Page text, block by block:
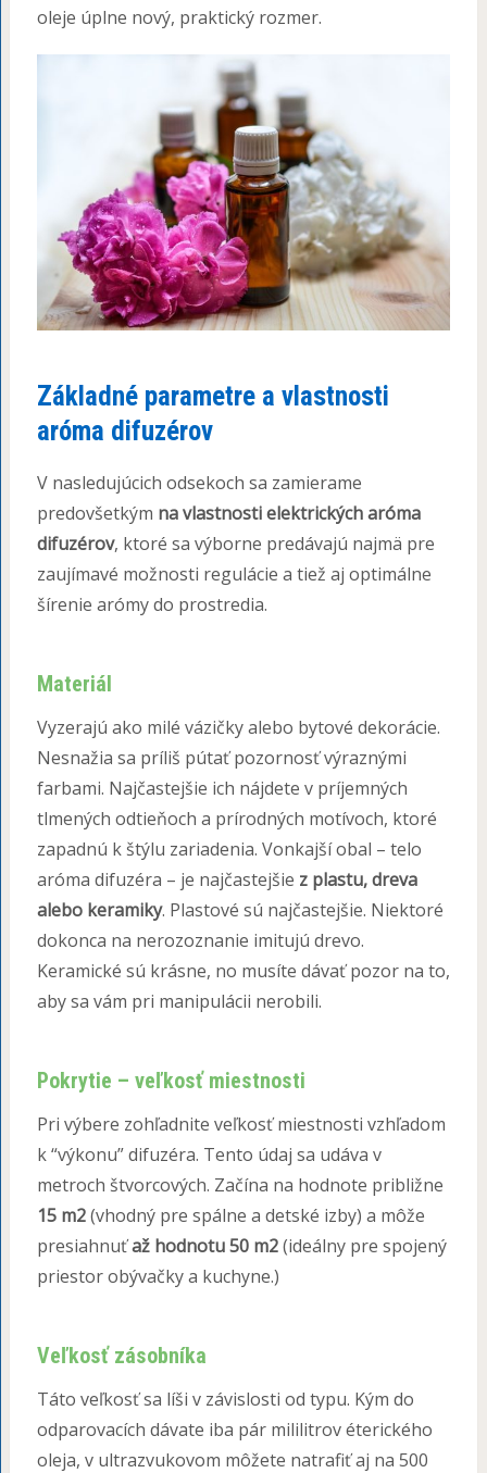
oleje úplne nový, praktický rozmer.
Základné parametre a vlastnosti
aróma difuzérov
V nasledujúcich odsekoch sa zamierame
predovšetkým na vlastnosti elektrických aróma
difuzérov, ktoré sa výborne predávajú najmä pre
zaujímavé možnosti regulácie a tiež aj optimálne
šírenie arómy do prostredia.
Materiál
Vyzerajú ako milé vázičky alebo bytové dekorácie.
Nesnažia sa príliš pútať pozornosť výraznými
farbami. Najčastejšie ich nájdete v príjemných
tlmených odtieňoch a prírodných motívoch, ktoré
zapadnú k štýlu zariadenia. Vonkajší obal – telo
aróma difuzéra – je najčastejšie z plastu, dreva
alebo keramiky. Plastové sú najčastejšie. Niektoré
dokonca na nerozoznanie imitujú drevo.
Keramické sú krásne, no musíte dávať pozor na to,
aby sa vám pri manipulácii nerobili.
Pokrytie – veľkosť miestnosti
Pri výbere zohľadnite veľkosť miestnosti vzhľadom
k “výkonu” difuzéra. Tento údaj sa udáva v
metroch štvorcových. Začína na hodnote približne
15 m2(vhodný pre spálne a detské izby) a môže
presiahnuťaž hodnotu 50 m2(ideálny pre spojený
priestor obývačky a kuchyne.)
Veľkosť zásobníka
Táto veľkosť sa líši v závislosti od typu. Kým do
odparovacích dávate iba pár mililitrov éterického
oleja, v ultrazvukovom môžete natrafiť aj na 500